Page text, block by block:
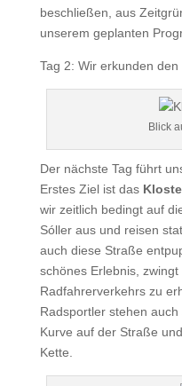
beschließen, aus
unserem geplanten
Tag 2: Wir erkunden
Blick
Der nächste Tag führt
Erstes Ziel ist das
wir zeitlich bedingt auf
Sóller aus und reisen
auch diese Straße
schönes Erlebnis,
Radfahrerverkehrs zu
Radsportler stehen
Kurve auf der Straße
Kette.